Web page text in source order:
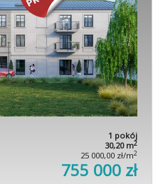
1 pokój
30,20 m2
25 000,00 zł/m2
755 000 zł